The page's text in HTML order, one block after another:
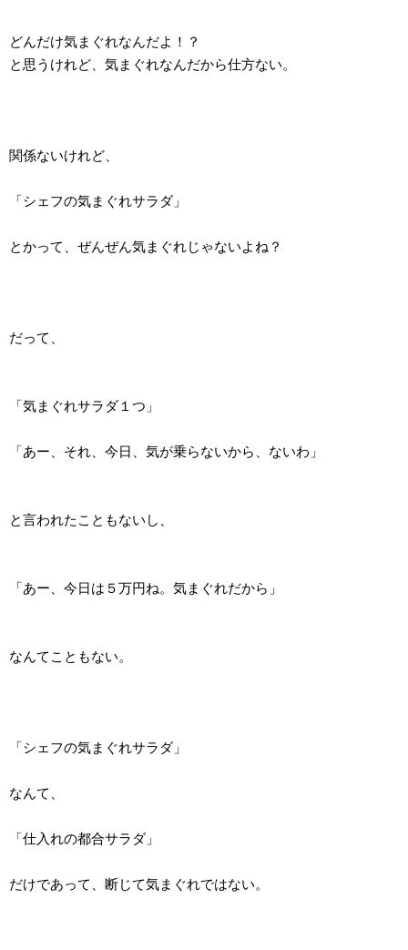
どんだけ気まぐれなんだよ！？
と思うけれど、気まぐれなんだから仕方ない。
関係ないけれど、
「シェフの気まぐれサラダ」
とかって、ぜんぜん気まぐれじゃないよね？
だって、
「気まぐれサラダ１つ」
「あー、それ、今日、気が乗らないから、ないわ」
と言われたこともないし、
「あー、今日は５万円ね。気まぐれだから」
なんてこともない。
「シェフの気まぐれサラダ」
なんて、
「仕入れの都合サラダ」
だけであって、断じて気まぐれではない。